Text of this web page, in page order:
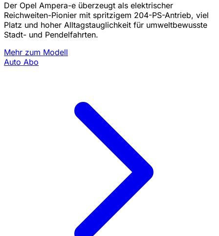
Der Opel Ampera-e überzeugt als elektrischer
Reichweiten-Pionier mit spritzigem 204-PS-Antrieb, viel
Platz und hoher Alltagstauglichkeit für umweltbewusste
Stadt- und Pendelfahrten.
Mehr zum Modell
Auto Abo